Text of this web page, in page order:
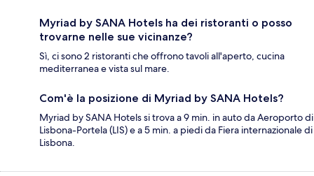
Myriad by SANA Hotels ha dei ristoranti o posso
trovarne nelle sue vicinanze?
Sì, ci sono 2 ristoranti che offrono tavoli all'aperto, cucina
mediterranea e vista sul mare.
Com'è la posizione di Myriad by SANA Hotels?
Myriad by SANA Hotels si trova a 9 min. in auto da Aeroporto di
Lisbona-Portela (LIS) e a 5 min. a piedi da Fiera internazionale di
Lisbona.